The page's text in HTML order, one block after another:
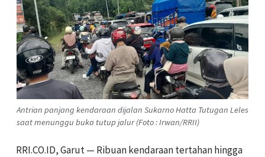
Antrian panjang kendaraan dijalan Sukarno Hatta Tutugan Leles
saat menunggu buka tutup jalur (Foto : Irwan/RRII)
RRI.CO.ID, Garut — Ribuan kendaraan tertahan hingga